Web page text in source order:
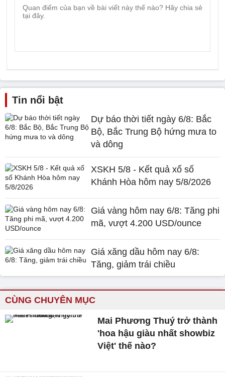
Tin nổi bật
Dự báo thời tiết ngày 6/8: Bắc
Bộ, Bắc Trung Bộ hứng mưa to
và dông
XSKH 5/8 - Kết quả xổ số
Khánh Hòa hôm nay 5/8/2026
Giá vàng hôm nay 6/8: Tăng phi
mã, vượt 4.200 USD/ounce
Giá xăng dầu hôm nay 6/8:
Tăng, giảm trái chiều
CÙNG CHUYÊN MỤC
Mai Phương Thuý trở thành
'hoa hậu giàu nhất showbiz
Việt' thế nào?